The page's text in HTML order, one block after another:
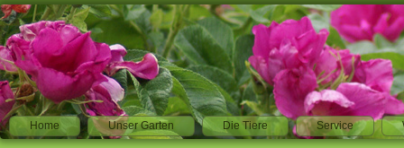
Home Unser Garten Die Tiere Service